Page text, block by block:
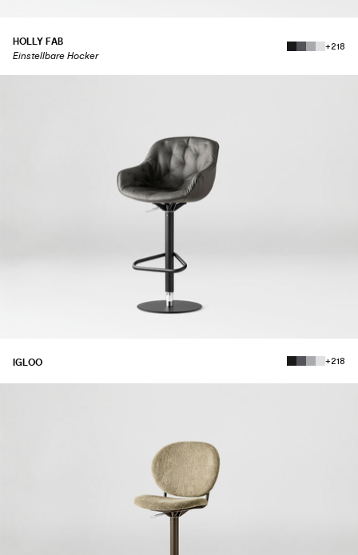
HOLLY FAB
Einstellbare Hocker
+218
IGLOO +218